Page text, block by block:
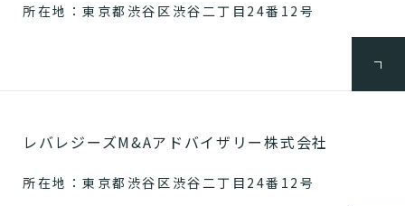
所在地：東京都渋谷区渋谷二丁目24番12号
レバレジーズM&Aアドバイザリー株式会社
所在地：東京都渋谷区渋谷二丁目24番12号